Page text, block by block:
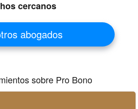
cercanos
abogados
sobre Pro Bono